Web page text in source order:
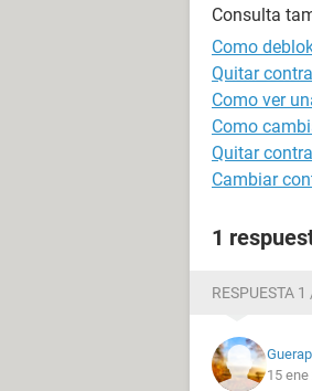
Consulta
Como
Quitar
Como ver
Como
Quitar
Cambiar
1
RESPUESTA 1
15